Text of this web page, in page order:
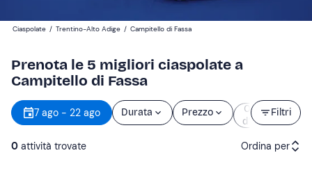
Ciaspolate / Trentino-Alto Adige / Campitello di Fassa
Prenota le 5 migliori ciaspolate a
Campitello di Fassa
Filtri
7 ago - 22 ago Durata Prezzo
Orario
d’inizio
0 attività trovate Ordina per